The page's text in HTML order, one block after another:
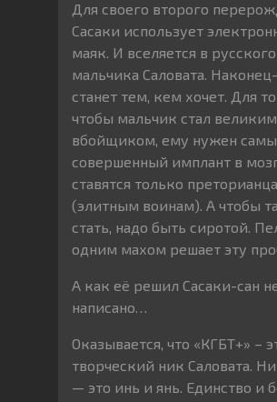
Для своего второго
Сасаки использует
маяк. И вселяется в русского
мальчика Саловата.
станет тем, кем хочет. Для
чтобы мальчик стал великим
вбойщиком, ему нужен
совершенный имплант в
ставятся только
(элитным воинам). А чтобы
стать, надо быть сиротой.
одним махом решает эту
А как её решил Сасаки-сан
написано…
Оказывается, что «КГБТ+» –
творческий ник Саловата.
— это инь и янь. Единство и